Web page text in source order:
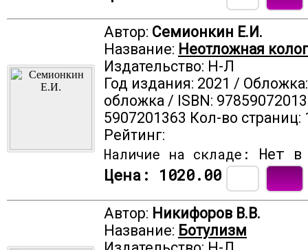
Автор: Семионкин Е.И.
Название: Неотложная
Издательство: Н-Л
Год издания: 2021 /
обложка / ISBN:
5907201363 Кол-во страниц:
Рейтинг:
Наличие на складе:
Нет
Цена: 1020.00
Автор: Никифоров В.В.
Название: Ботулизм